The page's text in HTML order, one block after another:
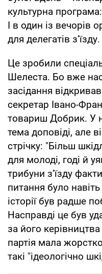
культурна
І в один із вечорів
для делегатів з’їзду.
Це зробили
Шелеста. Бо вже
засідання
секретар Івано-
товариш Добрик. У
тема доповіді, але
стрічку: "Більш
для молоді, годі й
трибуни з’їзду
питання було
історії був радше
Насправді це був
за його керівництва
партія мала
такі "ідеологічно